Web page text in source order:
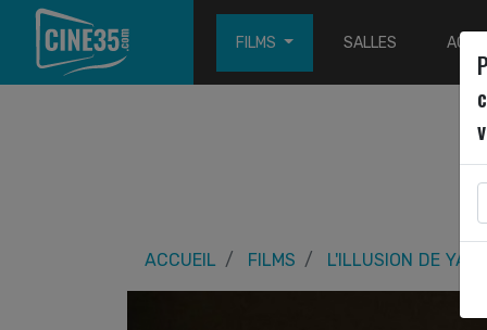
FILMS SALLES
ACCUEIL FILMS L'ILLUSION DE